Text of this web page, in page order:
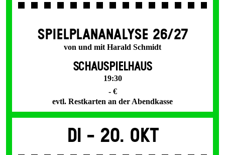
SPIEL­PLAN­ANALYSE 26/27
von und mit Harald Schmidt
SCHAUSPIELHAUS
19:30
- €
evtl. Restkarten an der Abendkasse
Di - 20. Okt